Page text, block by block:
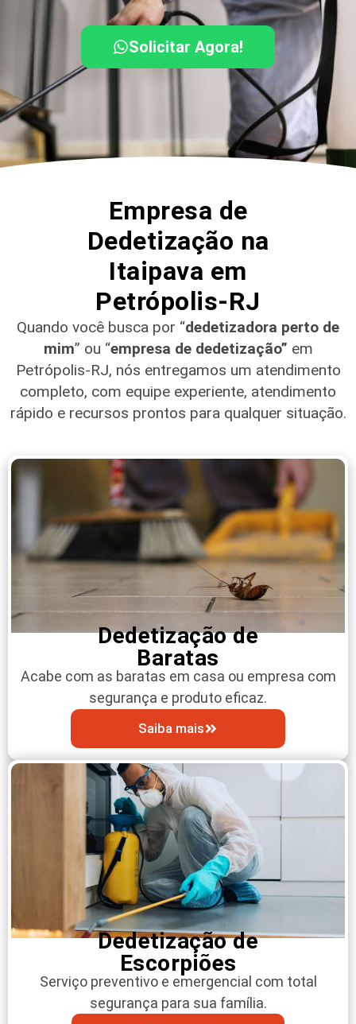
Solicitar Agora!
Empresa de
Dedetização na
Itaipava em
Petrópolis-RJ
Quando você busca por “dedetizadora perto de
mim” ou “empresa de dedetização” em
Petrópolis-RJ, nós entregamos um atendimento
completo, com equipe experiente, atendimento
rápido e recursos prontos para qualquer situação.
Dedetização de
Baratas
Acabe com as baratas em casa ou empresa com
segurança e produto eficaz.
Saiba mais
Dedetização de
Escorpiões
Serviço preventivo e emergencial com total
segurança para sua família.